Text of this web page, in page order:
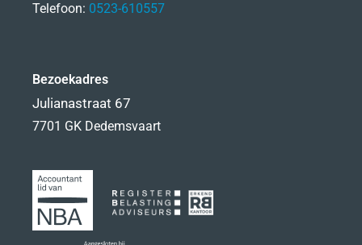
Telefoon: 0523-610557
Bezoekadres
Julianastraat 67
7701 GK Dedemsvaart